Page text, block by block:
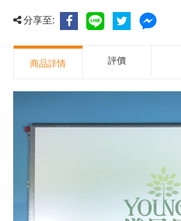
分享至:
商品詳情 評價